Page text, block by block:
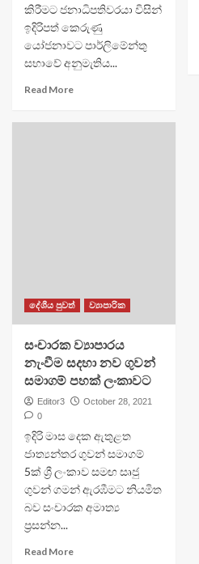
කිරීමට ජනාධිපතිවරයා විසින්
ඉදිරිපත් කෙරුණු
යෝජනාවට පාර්ලිමේන්තු
සභාවේ අනුමැතිය...
Read More
දේශීය පුවත් ව්‍යාපාරික
සංචාරක ව්‍යාපාරය
නැංවීම සදහා නව ගුවන්
සමාගම් පහක් ලංකාවට
Editor3
October 28, 2021
0
ඉදිරි මාස දෙක ඇතුළත
ජාත්‍යන්තර ගුවන් සමාගම්
5ක් ශ්‍රී ලංකාව සමඟ සෘජු
ගුවන් ගමන් ඇරඹීමට නියමිත
බව සංචාරක අමාත්‍ය
ප්‍රසන්න...
Read More